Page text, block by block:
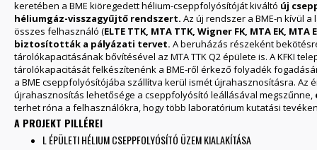
keretében a BME kiöregedett hélium-cseppfolyósítóját kiváltó új
héliumgáz-visszagyűjtő rendszert. Az új rendszer a BME-n kívül a
összes felhasználó (ELTE TTK, MTA TTK, Wigner FK, MTA EK, MTA
biztosították a pályázati tervet. A beruházás részeként
tárolókapacitásának bővítésével az MTA TTK Q2 épülete is. A KFKI
tárolókapacitását felkészítenénk a BME-ről érkező folyadék
a BME cseppfolyósítójába szállítva kerül ismét újrahasznosításra.
újrahasznosítás lehetősége a cseppfolyósító leállásával megszűnne,
terhet róna a felhasználókra, hogy több laboratórium kutatási
A PROJEKT PILLÉREI
L ÉPÜLETI HÉLIUM CSEPPFOLYÓSÍTÓ ÜZEM KIALAKÍTÁSA